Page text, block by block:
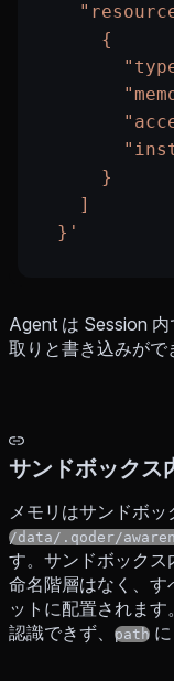
      {
      }
    ]
  }'
Agent は Session
取りと書き込みがで
サンドボックス
メモリはサンドボッ
/data/.qoder/
す。サンドボック
命名階層はなく、す
ットに配置されま
認識できず、
path